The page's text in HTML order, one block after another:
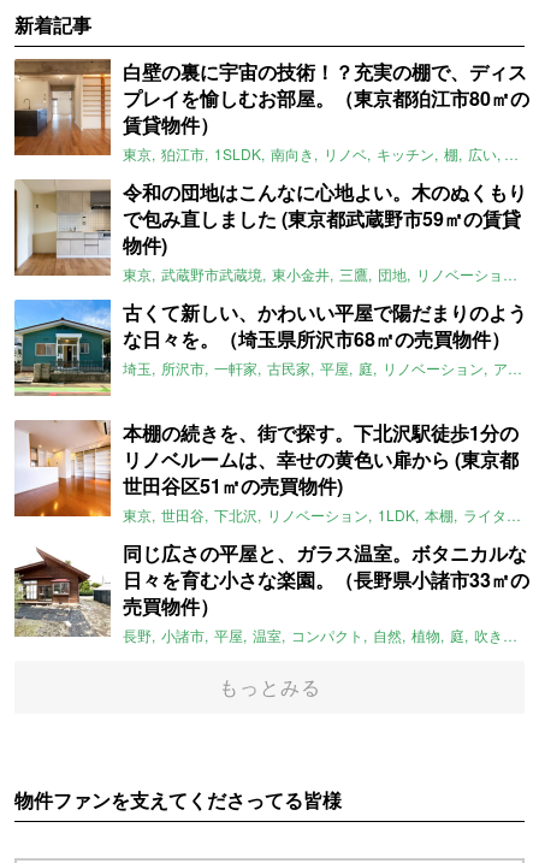
新着記事
白壁の裏に宇宙の技術！？充実の棚で、ディス
プレイを愉しむお部屋。（東京都狛江市80㎡の
賃貸物件）
東京 狛江市 1SLDK 南向き リノベ キッチン 棚 広い ガイ
令和の団地はこんなに心地よい。木のぬくもり
で包み直しました (東京都武蔵野市59㎡の賃貸
物件)
東京 武蔵野市武蔵境 東小金井 三鷹 団地 リノベーション
古くて新しい、かわいい平屋で陽だまりのよう
な日々を。（埼玉県所沢市68㎡の売買物件）
埼玉 所沢市 一軒家 古民家 平屋 庭 リノベーション アメリカンハウス
本棚の続きを、街で探す。下北沢駅徒歩1分の
リノベルームは、幸せの黄色い扉から (東京都
世田谷区51㎡の売買物件)
東京 世田谷 下北沢 リノベーション 1LDK 本棚 ライター：ほしりょうこ
同じ広さの平屋と、ガラス温室。ボタニカルな
日々を育む小さな楽園。（長野県小諸市33㎡の
売買物件）
長野 小諸市 平屋 温室 コンパクト 自然 植物 庭 吹き抜け
もっとみる
物件ファンを支えてくださってる皆様